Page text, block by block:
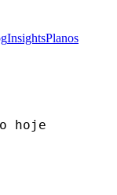
InsightsPlanos
hoje